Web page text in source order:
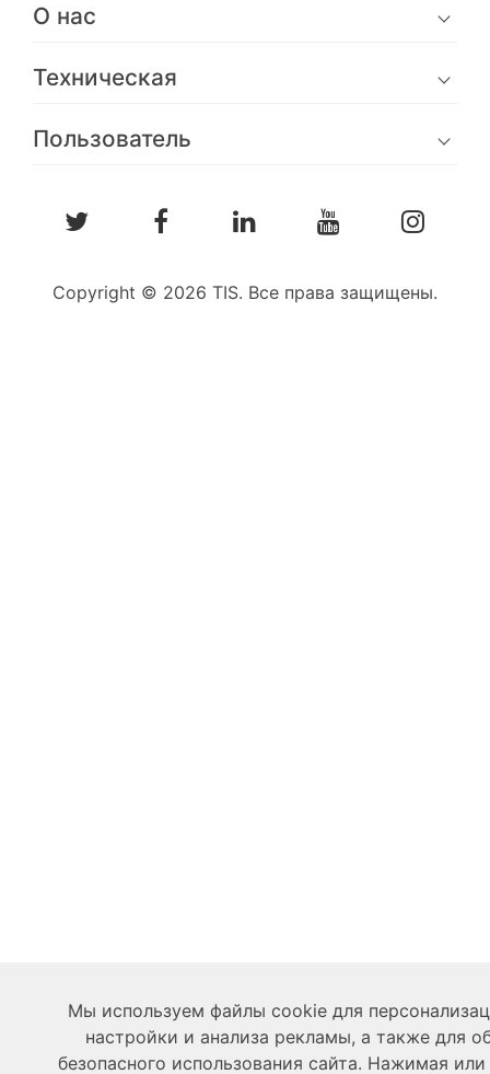
О нас
Техническая
Пользователь
Copyright © 2026 TIS. Все права защищены.
Мы используем файлы cookie для
настройки и анализа рекламы, а также для
безопасного использования сайта. Нажимая